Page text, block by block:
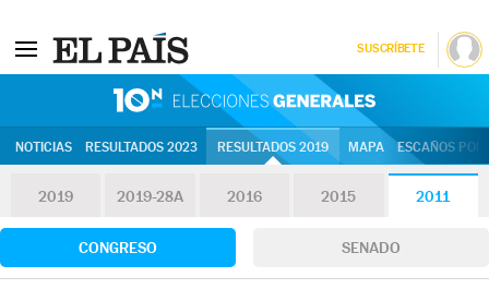
SUSCRÍBETE
NOTICIAS RESULTADOS 2023 RESULTADOS 2019 MAPA ESCAÑOS
2019 2019-28A 2016 2015 2011
CONGRESO SENADO